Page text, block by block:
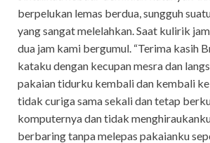
berpelukan lemas berdua, sungguh
yang sangat melelahkan. Saat kulirik
dua jam kami bergumul. “Terima kasih
kataku dengan kecupan mesra dan
pakaian tidurku kembali dan kembali
tidak curiga sama sekali dan tetap
komputernya dan tidak
berbaring tanpa melepas pakaianku